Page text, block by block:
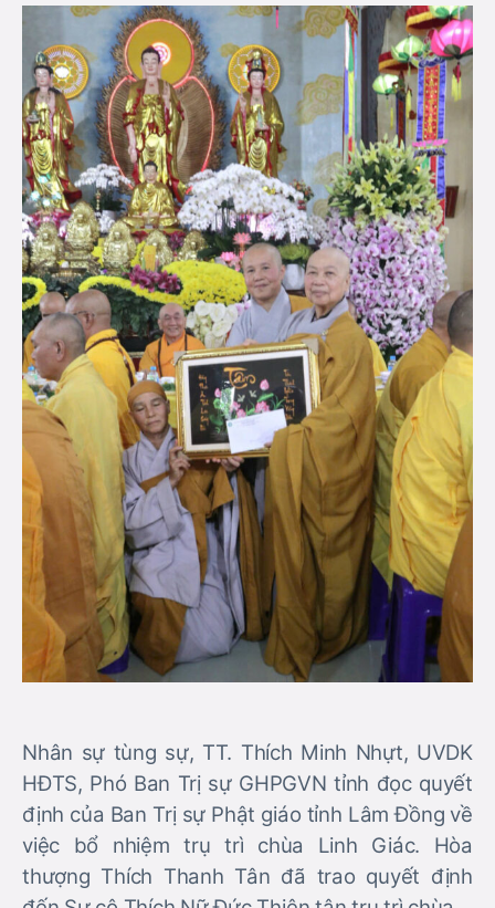
Nhân sự tùng sự, TT. Thích Minh Nhựt, UVDK
HĐTS, Phó Ban Trị sự GHPGVN tỉnh đọc quyết
định của Ban Trị sự Phật giáo tỉnh Lâm Đồng về
việc bổ nhiệm trụ trì chùa Linh Giác. Hòa
thượng Thích Thanh Tân đã trao quyết định